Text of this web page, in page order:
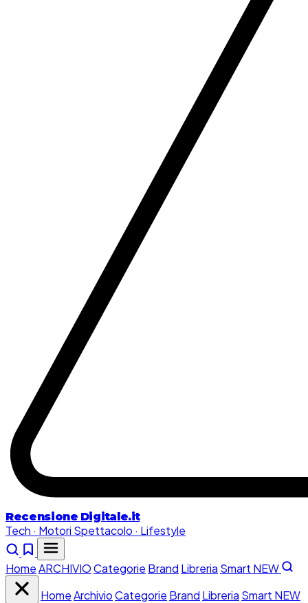
Recensione Digitale.it
Tech · Motori Spettacolo · Lifestyle
HomeARCHIVIOCategorie Brand Libreria Smart NEW
HomeArchivioCategorie Brand Libreria Smart NEW